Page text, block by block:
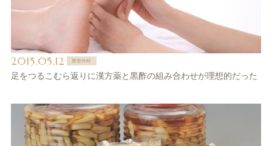
2015.05.12 整形外科
足をつるこむら返りに漢方薬と黒酢の組み合わせが理想的だった